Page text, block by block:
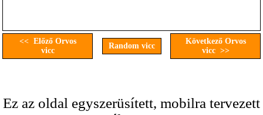
<< Előző Orvos
vicc
Random vicc
Következő Orvos
vicc >>
Ez az oldal egyszerüsített, mobilra tervezett